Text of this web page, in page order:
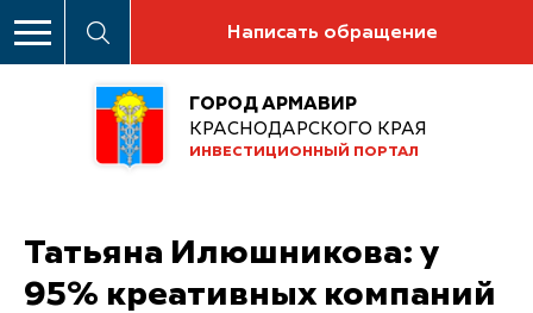
Написать обращение
ГОРОД АРМАВИР
КРАСНОДАРСКОГО КРАЯ
ИНВЕСТИЦИОННЫЙ ПОРТАЛ
Татьяна Илюшникова: у
95% креативных компаний